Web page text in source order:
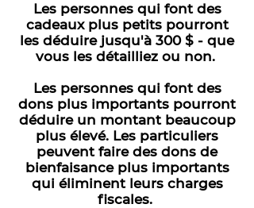
Les personnes qui font des
cadeaux plus petits pourront
les déduire jusqu'à 300 $ - que
vous les détailliez ou non.
Les personnes qui font des
dons plus importants pourront
déduire un montant beaucoup
plus élevé. Les particuliers
peuvent faire des dons de
bienfaisance plus importants
qui éliminent leurs charges
fiscales.